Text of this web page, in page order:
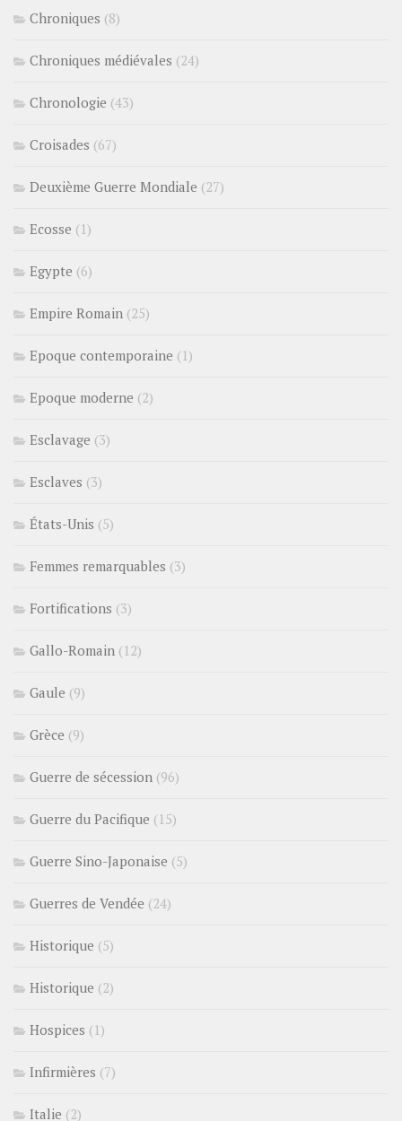
Chroniques (8)
Chroniques médiévales (24)
Chronologie (43)
Croisades (67)
Deuxième Guerre Mondiale (27)
Ecosse (1)
Egypte (6)
Empire Romain (25)
Epoque contemporaine (1)
Epoque moderne (2)
Esclavage (3)
Esclaves (3)
États-Unis (5)
Femmes remarquables (3)
Fortifications (3)
Gallo-Romain (12)
Gaule (9)
Grèce (9)
Guerre de sécession (96)
Guerre du Pacifique (15)
Guerre Sino-Japonaise (5)
Guerres de Vendée (24)
Historique (5)
Historique (2)
Hospices (1)
Infirmières (7)
Italie (2)